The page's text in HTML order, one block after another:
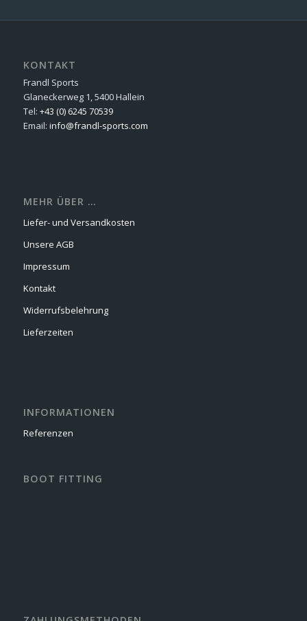
KONTAKT
Frandl Sports
Glaneckerweg 1, 5400 Hallein
Tel: +43 (0) 6245 70539
Email: info@frandl-sports.com
MEHR ÜBER …
Liefer- und Versandkosten
Unsere AGB
Impressum
Kontakt
Widerrufsbelehrung
Lieferzeiten
INFORMATIONEN
Referenzen
BOOT FITTING